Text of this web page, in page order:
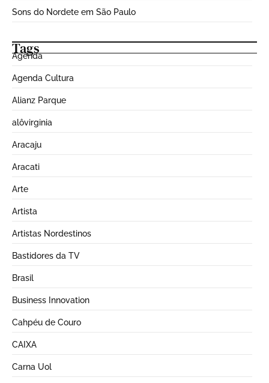
Sons do Nordete em São Paulo
Tags
Agenda
Agenda Cultura
Alianz Parque
alôvirginia
Aracaju
Aracati
Arte
Artista
Artistas Nordestinos
Bastidores da TV
Brasil
Business Innovation
Cahpéu de Couro
CAIXA
Carna Uol